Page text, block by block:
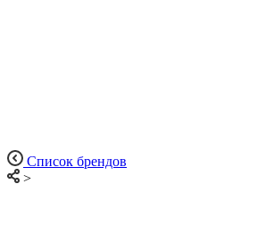
Список брендов
>